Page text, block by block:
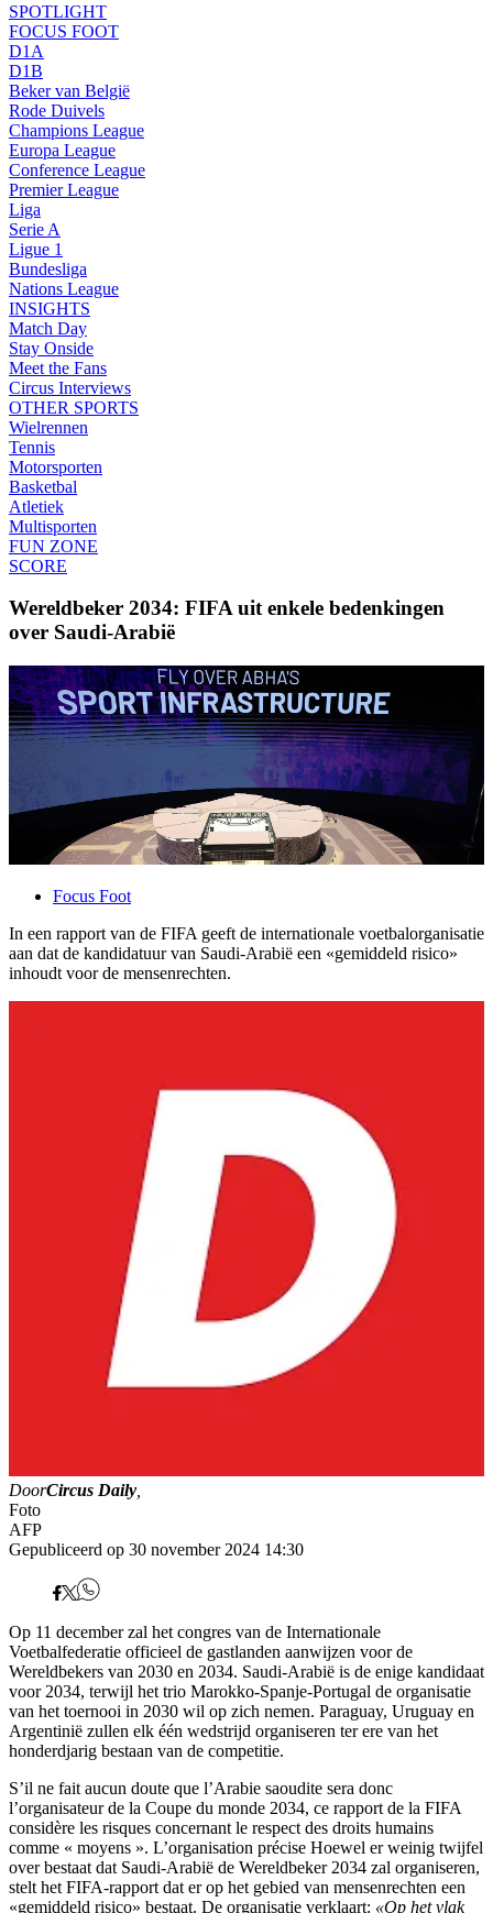
SPOTLIGHT
FOCUS FOOT
D1A
D1B
Beker van België
Rode Duivels
Champions League
Europa League
Conference League
Premier League
Liga
Serie A
Ligue 1
Bundesliga
Nations League
INSIGHTS
Match Day
Stay Onside
Meet the Fans
Circus Interviews
OTHER SPORTS
Wielrennen
Tennis
Motorsporten
Basketbal
Atletiek
Multisporten
FUN ZONE
SCORE
Wereldbeker 2034: FIFA uit enkele bedenkingen
over Saudi-Arabië
Focus Foot
In een rapport van de FIFA geeft de internationale voetbalorganisatie
aan dat de kandidatuur van Saudi-Arabië een «gemiddeld risico»
inhoudt voor de mensenrechten.
DoorCircus Daily
Foto
AFP
Gepubliceerd op 30 november 2024 14:30
Op 11 december zal het congres van de Internationale
Voetbalfederatie officieel de gastlanden aanwijzen voor de
Wereldbekers van 2030 en 2034. Saudi-Arabië is de enige kandidaat
voor 2034, terwijl het trio Marokko-Spanje-Portugal de organisatie
van het toernooi in 2030 wil op zich nemen. Paraguay, Uruguay en
Argentinië zullen elk één wedstrijd organiseren ter ere van het
honderdjarig bestaan van de competitie.
S’il ne fait aucun doute que l’Arabie saoudite sera donc
l’organisateur de la Coupe du monde 2034, ce rapport de la FIFA
considère les risques concernant le respect des droits humains
comme « moyens ». L’organisation précise Hoewel er weinig twijfel
over bestaat dat Saudi-Arabië de Wereldbeker 2034 zal organiseren,
stelt het FIFA-rapport dat er op het gebied van mensenrechten een
«gemiddeld risico» bestaat. De organisatie verklaart: «Op het vlak